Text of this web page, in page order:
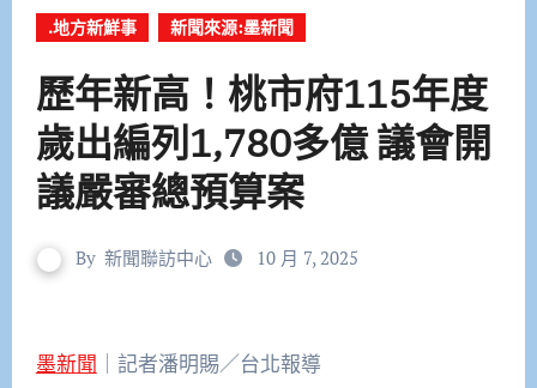
.地方新鮮事 新聞來源:墨新聞
歷年新高！桃市府115年度
歲出編列1,780多億 議會開
議嚴審總預算案
By 新聞聯訪中心 10 月 7, 2025
墨新聞 ｜記者潘明賜／台北報導